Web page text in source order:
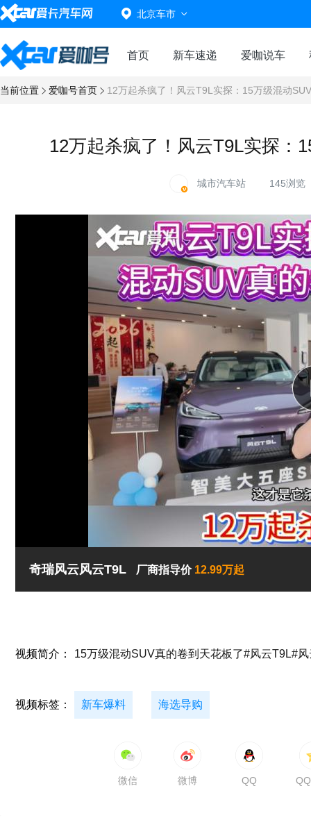
北京车市
首页 新车速递 爱咖说车
当前位置 爱咖号首页 12万起杀疯了！风云T9L实探：15万级混动
12万起杀疯了！风云T9L实探：
城市汽车站 145浏览
奇瑞风云风云T9L 厂商指导价12.99万起
视频简介： 15万级混动SUV真的卷到天花板了#风云T9L#
视频标签： 新车爆料 海选导购
微信 微博 QQ